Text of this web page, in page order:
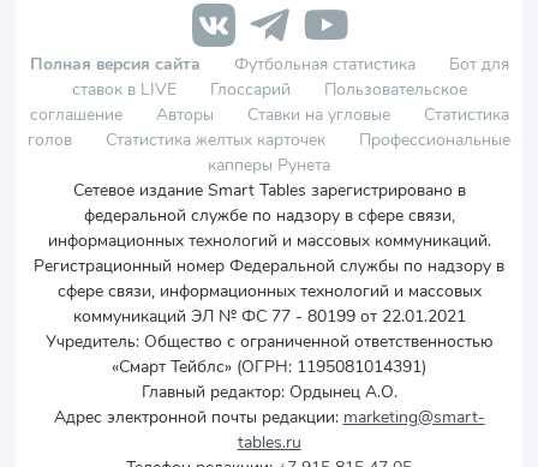
Полная версия сайта Футбольная статистика
Бот для
ставок в LIVE
Глоссарий
Пользовательское
соглашение
Авторы Ставки на угловые
Статистика
голов
Статистика желтых карточек
Профессиональные
капперы Рунета
Сетевое издание Smart Tables зарегистрировано в
федеральной службе по надзору в сфере связи,
информационных технологий и массовых коммуникаций.
Регистрационный номер Федеральной службы по надзору в
сфере связи, информационных технологий и массовых
коммуникаций ЭЛ № ФС 77 - 80199 от 22.01.2021
Учредитель: Общество с ограниченной ответственностью
«Смарт Тейблс» (ОГРН: 1195081014391)
Главный редактор: Ордынец А.О.
Адрес электронной почты редакции: marketing@smart-
tables.ru